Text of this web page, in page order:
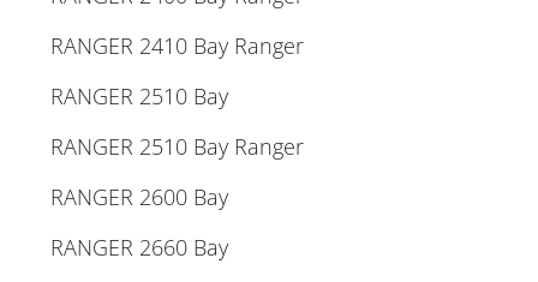
RANGER 2410 Bay Ranger
RANGER 2510 Bay
RANGER 2510 Bay Ranger
RANGER 2600 Bay
RANGER 2660 Bay